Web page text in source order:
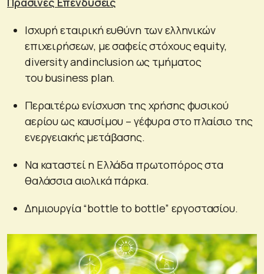
Ισχυρή εταιρική ευθύνη των ελληνικών
επιχειρήσεων, με σαφείς στόχους equity,
diversity andinclusion ως τμήματος
του business plan.
Περαιτέρω ενίσχυση της χρήσης φυσικού
αερίου ως καυσίμου – γέφυρα στο πλαίσιο της
ενεργειακής μετάβασης.
Να καταστεί η Ελλάδα πρωτοπόρος στα
θαλάσσια αιολικά πάρκα.
Δημιουργία “bottle to bottle” εργοστασίου.